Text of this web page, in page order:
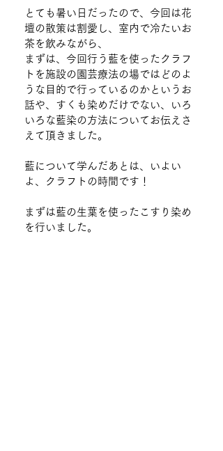
とても暑い日だったので、今回は花
壇の散策は割愛し、室内で冷たいお
茶を飲みながら、
まずは、今回行う藍を使ったクラフ
トを施設の園芸療法の場ではどのよ
うな目的で行っているのかというお
話や、すくも染めだけでない、いろ
いろな藍染の方法についてお伝えさ
えて頂きました。
藍について学んだあとは、いよい
よ、クラフトの時間です！
まずは藍の生葉を使ったこすり染め
を行いました。